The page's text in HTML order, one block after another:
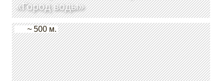
«Город воды»
~ 500 м.